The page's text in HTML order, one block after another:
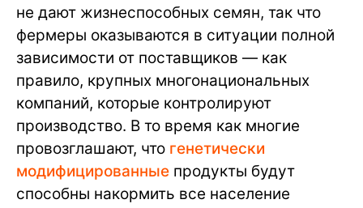
не дают жизнеспособных семян, так что
фермеры оказываются в ситуации полной
зависимости от поставщиков — как
правило, крупных многонациональных
компаний, которые контролируют
производство. В то время как многие
провозглашают, что генетически
модифицированные продукты будут
способны накормить все население